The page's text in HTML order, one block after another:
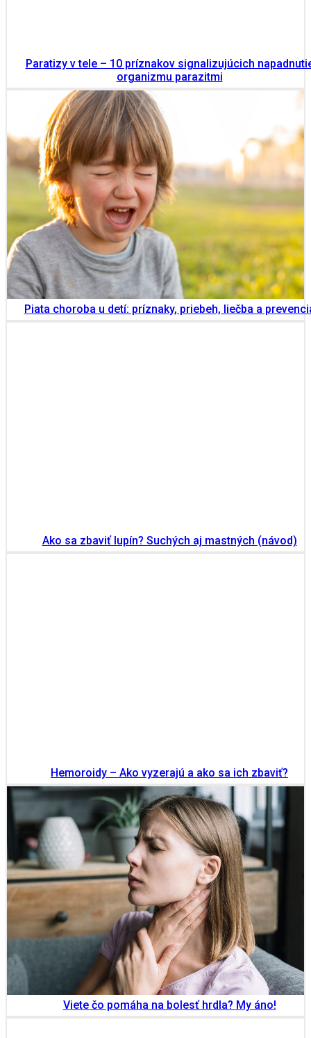
Paratizy v tele – 10 príznakov signalizujúcich
organizmu parazitmi
Piata choroba u detí: príznaky, priebeh, liečba a
Ako sa zbaviť lupín? Suchých aj mastných (návod)
Hemoroidy – Ako vyzerajú a ako sa ich zbaviť?
Viete čo pomáha na bolesť hrdla? My áno!